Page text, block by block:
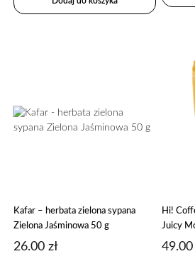
Kafar – herbata zielona sypana
Zielona Jaśminowa 50 g
26.00zł
Hi!
Juicy